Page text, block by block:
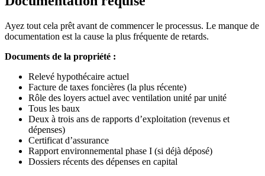
Ayez tout cela prêt avant de commencer le processus. Le manque de
documentation est la cause la plus fréquente de retards.
Documents de la propriété :
Relevé hypothécaire actuel
Facture de taxes foncières (la plus récente)
Rôle des loyers actuel avec ventilation unité par unité
Tous les baux
Deux à trois ans de rapports d’exploitation (revenus et
dépenses)
Certificat d’assurance
Rapport environnemental phase I (si déjà déposé)
Dossiers récents des dépenses en capital